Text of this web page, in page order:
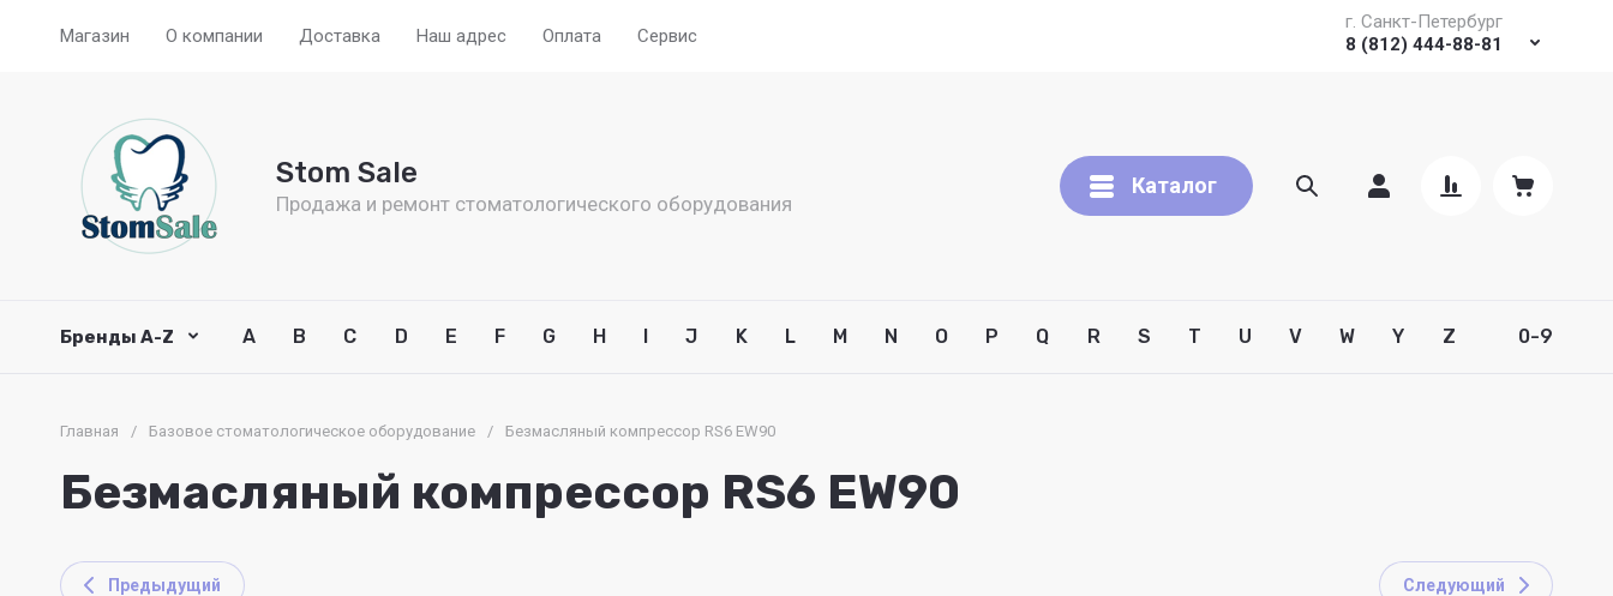
Магазин О компании Доставка Наш адрес Оплата Сервис
г. Санкт-Петербург
8 (812) 444-88-81
Stom Sale
Продажа и ремонт стоматологического оборудования
Каталог
Бренды A-Z 0-9
A B C D E F G H I J K L M N O P Q R S T U V W Y Z
Главная / Базовое стоматологическое оборудование / Безмасляный компрессор RS6 EW90
Безмасляный компрессор RS6 EW90
Предыдущий Следующий